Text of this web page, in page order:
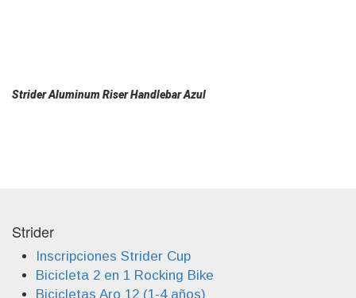
Strider Aluminum Riser Handlebar Azul
Strider
Inscripciones Strider Cup
Bicicleta 2 en 1 Rocking Bike
Bicicletas Aro 12 (1-4 años)